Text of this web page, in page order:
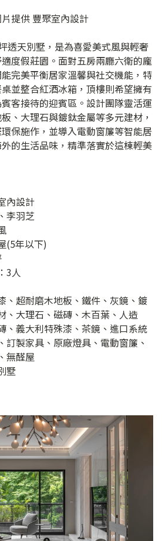
提供 豐聚室內設計
透天別墅，是為喜愛美式風與輕奢
度假莊園。面對五房兩廳六衛的龐
完美平衡居家溫馨與社交機能，特
並整合紅酒冰箱，頂樓則希望擁有
客接待的迎賓區。設計團隊靈活運
、大理石與鍍鈦金屬等多元建材，
保施作，並導入電動窗簾等智能居
的生活品味，精準落實於這棟輕美
內設計
李羽芝
(5年以下)
3人
、超耐磨木地板、鐵件、灰鏡、鍍
、大理石、磁磚、木百葉、人造
、義大利特殊漆、茶鏡、進口系統
訂製家具、原廠燈具、電動窗簾、
無醛屋
墅